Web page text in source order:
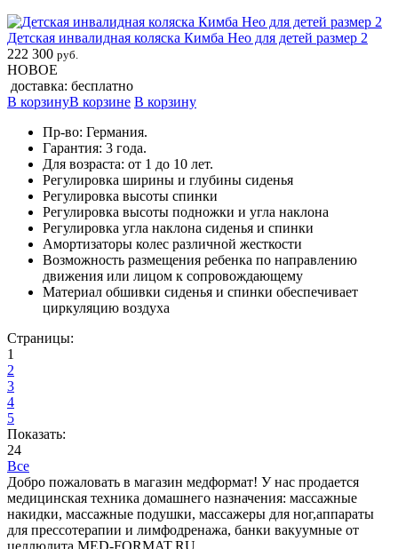
Детская инвалидная коляска Кимба Нео для детей размер 2
222 300 руб.
НОВОЕ
доставка: бесплатно
В корзинуВ корзине В корзину
Пр-во: Германия.
Гарантия: 3 года.
Для возраста: от 1 до 10 лет.
Регулировка ширины и глубины сиденья
Регулировка высоты спинки
Регулировка высоты подножки и угла наклона
Регулировка угла наклона сиденья и спинки
Амортизаторы колес различной жесткости
Возможность размещения ребенка по направлению
движения или лицом к сопровождающему
Материал обшивки сиденья и спинки обеспечивает
циркуляцию воздуха
Страницы:
1
2
3
4
5
Показать:
24
Все
Добро пожаловать в магазин медформат! У нас продается
медицинская техника домашнего назначения: массажные
накидки, массажные подушки, массажеры для ног,аппараты
для прессотерапии и лимфодренажа, банки вакуумные от
целлюлита MED-FORMAT.RU